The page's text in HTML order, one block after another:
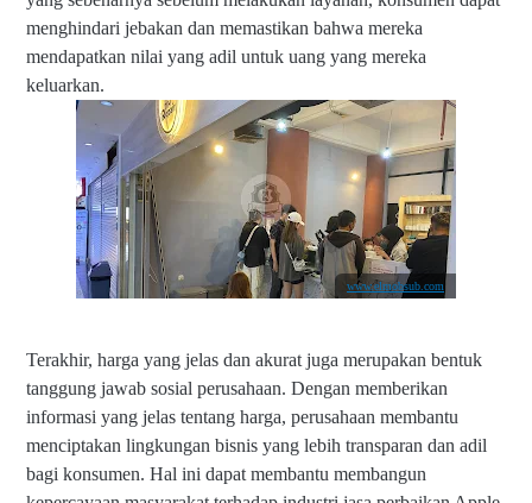
menghindari jebakan dan memastikan bahwa mereka
mendapatkan nilai yang adil untuk uang yang mereka
keluarkan.
www.elmobsub.com
Terakhir, harga yang jelas dan akurat juga merupakan bentuk
tanggung jawab sosial perusahaan. Dengan memberikan
informasi yang jelas tentang harga, perusahaan membantu
menciptakan lingkungan bisnis yang lebih transparan dan adil
bagi konsumen. Hal ini dapat membantu membangun